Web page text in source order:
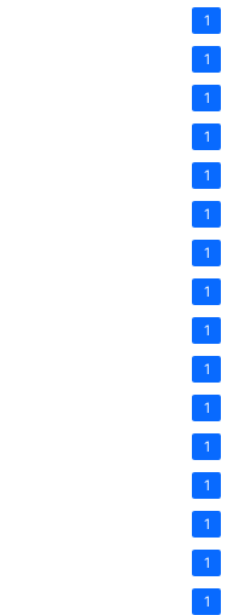
1
1
1
1
1
1
1
1
1
1
1
1
1
1
1
1